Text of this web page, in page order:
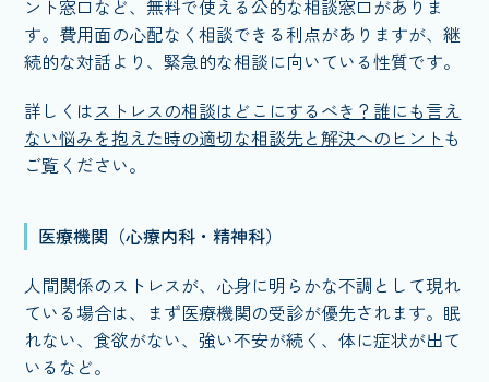
ント窓口など、無料で使える公的な相談窓口がありま
す。費用面の心配なく相談できる利点がありますが、継
続的な対話より、緊急的な相談に向いている性質です。
詳しくはストレスの相談はどこにするべき？誰にも言え
ない悩みを抱えた時の適切な相談先と解決へのヒントも
ご覧ください。
医療機関（心療内科・精神科）
人間関係のストレスが、心身に明らかな不調として現れ
ている場合は、まず医療機関の受診が優先されます。眠
れない、食欲がない、強い不安が続く、体に症状が出て
いるなど。